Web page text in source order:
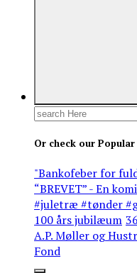
Search
Or check our
"Bankofeber for
“BREVET” - En
#juletræ #tønder
100 års jubilæum
A.P. Møller og
Fond